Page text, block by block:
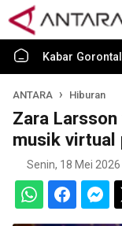
Kabar
ANTARA Hiburan
Zara
musik virtual
Senin, 18 Mei